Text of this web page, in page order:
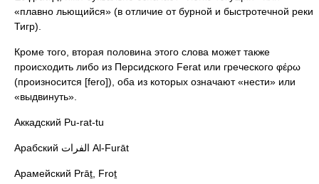
«плавно льющийся» (в отличие от бурной и быстротечной реки
Тигр).
Кроме того, вторая половина этого слова может также
происходить либо из Персидского Ferat или греческого φέρω
(произносится [fero]), оба из которых означают «нести» или
«выдвинуть».
Аккадский Pu-rat-tu
Арабский الفرات Al-Furāt
Арамейский Prāṯ, Froṯ